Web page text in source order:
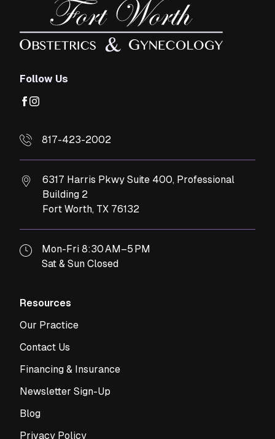
Follow Us
facebook
instagram
817-423-2002
6317 Harris Pkwy Suite 400, Professional
Building 2
Fort Worth, TX 76132
Mon-Fri 8:30 AM–5 PM
Sat & Sun Closed
Resources
Our Practice
Contact Us
Financing & Insurance
Newsletter Sign-Up
Blog
Privacy Policy